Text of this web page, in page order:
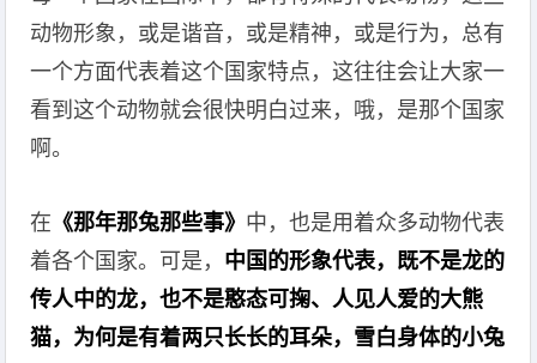
动物形象，或是谐音，或是精神，或是行为，总有
一个方面代表着这个国家特点，这往往会让大家一
看到这个动物就会很快明白过来，哦，是那个国家
啊。
在 《那年那兔那些事》 中，也是用着众多动物代表
着各个国家。可是， 中国的形象代表，既不是龙的
传人中的龙，也不是憨态可掬、人见人爱的大熊
猫，为何是有着两只长长的耳朵，雪白身体的小兔